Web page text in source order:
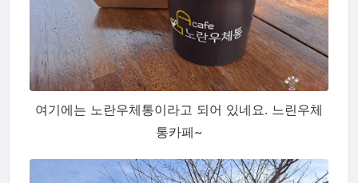
여기에는 노란우체통이라고 되어 있네요. 느린우체
통카페~